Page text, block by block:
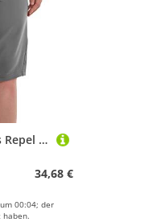
Altura Herren All Roads Repel Rad-Shorts Taschen, Grau, 16
34,68 €
00:04; der
haben.